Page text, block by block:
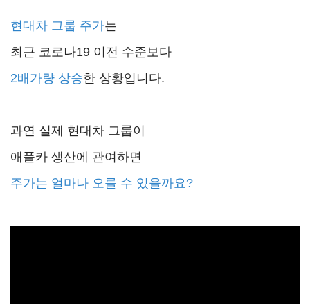
현대차 그룹 주가는
최근 코로나19 이전 수준보다
2배가량 상승한 상황입니다.
과연 실제 현대차 그룹이
애플카 생산에 관여하면
주가는 얼마나 오를 수 있을까요?